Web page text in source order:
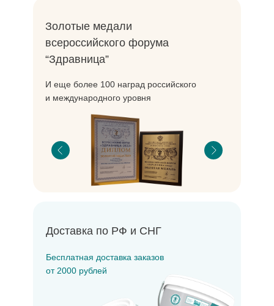
Доставка по РФ и СНГ
Бесплатная доставка заказов
от 2000 рублей
Золотые медали
всероссийского форума
“Здравница”
И еще более 100 наград российского
и международного уровня